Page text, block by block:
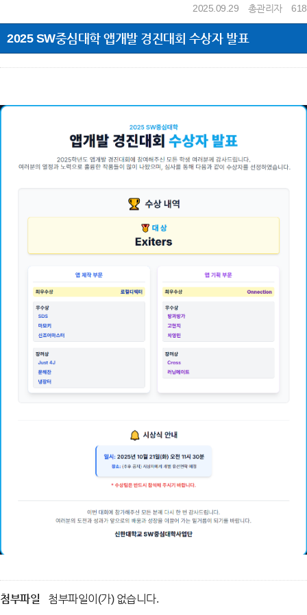
2025.09.29 총관리자 618
2025 SW중심대학 앱개발 경진대회 수상자 발표
첨부파일 첨부파일이(가) 없습니다.